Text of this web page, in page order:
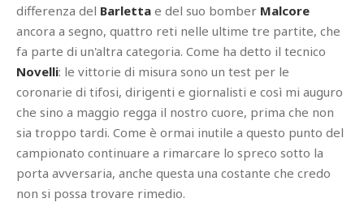
differenza del Barletta e del suo bomber Malcore
ancora a segno, quattro reti nelle ultime tre partite, che
fa parte di un'altra categoria. Come ha detto il tecnico
Novelli: le vittorie di misura sono un test per le
coronarie di tifosi, dirigenti e giornalisti e così mi auguro
che sino a maggio regga il nostro cuore, prima che non
sia troppo tardi. Come è ormai inutile a questo punto del
campionato continuare a rimarcare lo spreco sotto la
porta avversaria, anche questa una costante che credo
non si possa trovare rimedio.